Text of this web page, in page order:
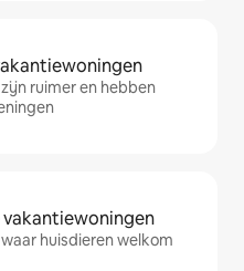
ruimer en hebben
huisdieren welkom